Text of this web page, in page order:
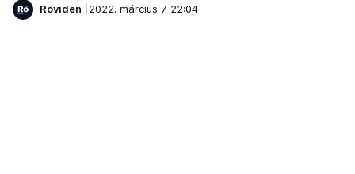
Röviden
2022. március 7. 22:04